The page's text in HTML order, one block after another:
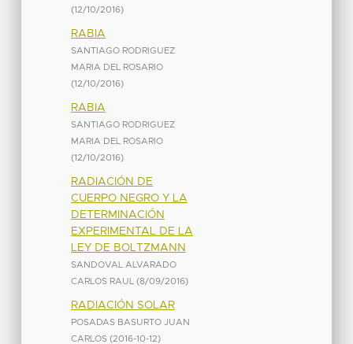
(12/10/2016)
RABIA
SANTIAGO RODRIGUEZ
MARIA DEL ROSARIO
(12/10/2016)
RABIA
SANTIAGO RODRIGUEZ
MARIA DEL ROSARIO
(12/10/2016)
RADIACIÓN DE
CUERPO NEGRO Y LA
DETERMINACIÓN
EXPERIMENTAL DE LA
LEY DE BOLTZMANN
SANDOVAL ALVARADO
CARLOS RAUL
(8/09/2016)
RADIACIÓN SOLAR
POSADAS BASURTO JUAN
CARLOS (2016-10-12)